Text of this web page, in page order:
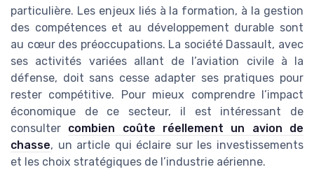
particulière. Les enjeux liés à la formation, à la gestion
des compétences et au développement durable sont
au cœur des préoccupations. La société Dassault, avec
ses activités variées allant de l’aviation civile à la
défense, doit sans cesse adapter ses pratiques pour
rester compétitive. Pour mieux comprendre l’impact
économique de ce secteur, il est intéressant de
consulter combien coûte réellement un avion de
chasse, un article qui éclaire sur les investissements
et les choix stratégiques de l’industrie aérienne.